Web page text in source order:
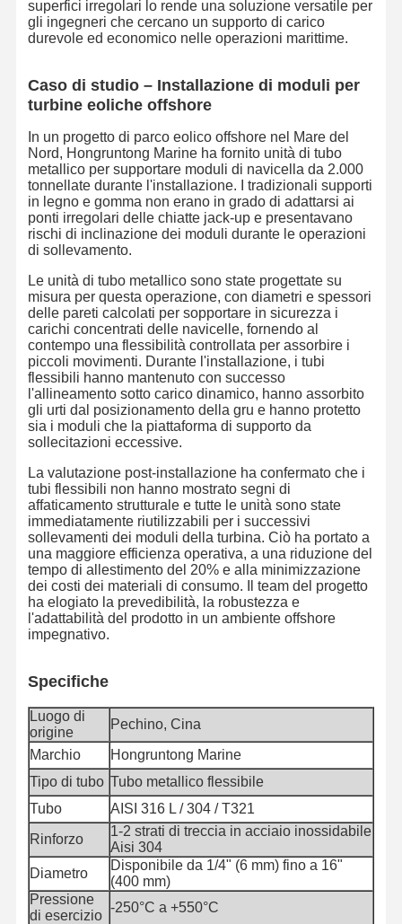
Qualità
Blog
Chiedi Un
Preventivo
Tubo di tubature composito
Tubo di dragaggio
Tubo flessibile della perforazione a rotazione
Tubo per tubi chimici
Tubo per tubi alimentari
Tubo del tubo di scarico
Tubo resistente all'usura
Tubo di aspirazione di fanghi
Tubo del tubo dell'acqua
Tubo del tubo del combustibile
Tubo idraulico per olio
Tubo per miniere
Tubo per acido fosforico
Fuoco metallico
Fluttuatori per tubi
Tubo flessibile corazzato
superfici irregolari lo rende una soluzione versatile per
gli ingegneri che cercano un supporto di carico
durevole ed economico nelle operazioni marittime.
Caso di studio – Installazione di moduli per
turbine eoliche offshore
In un progetto di parco eolico offshore nel Mare del
Nord, Hongruntong Marine ha fornito unità di tubo
metallico per supportare moduli di navicella da 2.000
tonnellate durante l'installazione. I tradizionali supporti
in legno e gomma non erano in grado di adattarsi ai
ponti irregolari delle chiatte jack-up e presentavano
rischi di inclinazione dei moduli durante le operazioni
di sollevamento.
Le unità di tubo metallico sono state progettate su
misura per questa operazione, con diametri e spessori
delle pareti calcolati per sopportare in sicurezza i
carichi concentrati delle navicelle, fornendo al
contempo una flessibilità controllata per assorbire i
piccoli movimenti. Durante l'installazione, i tubi
flessibili hanno mantenuto con successo
l'allineamento sotto carico dinamico, hanno assorbito
gli urti dal posizionamento della gru e hanno protetto
sia i moduli che la piattaforma di supporto da
sollecitazioni eccessive.
La valutazione post-installazione ha confermato che i
tubi flessibili non hanno mostrato segni di
affaticamento strutturale e tutte le unità sono state
immediatamente riutilizzabili per i successivi
sollevamenti dei moduli della turbina. Ciò ha portato a
una maggiore efficienza operativa, a una riduzione del
tempo di allestimento del 20% e alla minimizzazione
dei costi dei materiali di consumo. Il team del progetto
ha elogiato la prevedibilità, la robustezza e
l'adattabilità del prodotto in un ambiente offshore
impegnativo.
Specifiche
Luogo di
origine
Pechino, Cina
Marchio
Hongruntong Marine
Tipo di tubo Tubo metallico flessibile
Tubo
AISI 316 L / 304 / T321
Rinforzo
1-2 strati di treccia in acciaio inossidabile
Aisi 304
Diametro
Disponibile da 1/4" (6 mm) fino a 16"
(400 mm)
Pressione
di esercizio
-250°C a +550°C